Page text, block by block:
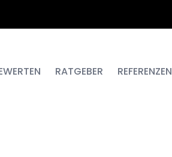
RATGEBER REFERENZEN